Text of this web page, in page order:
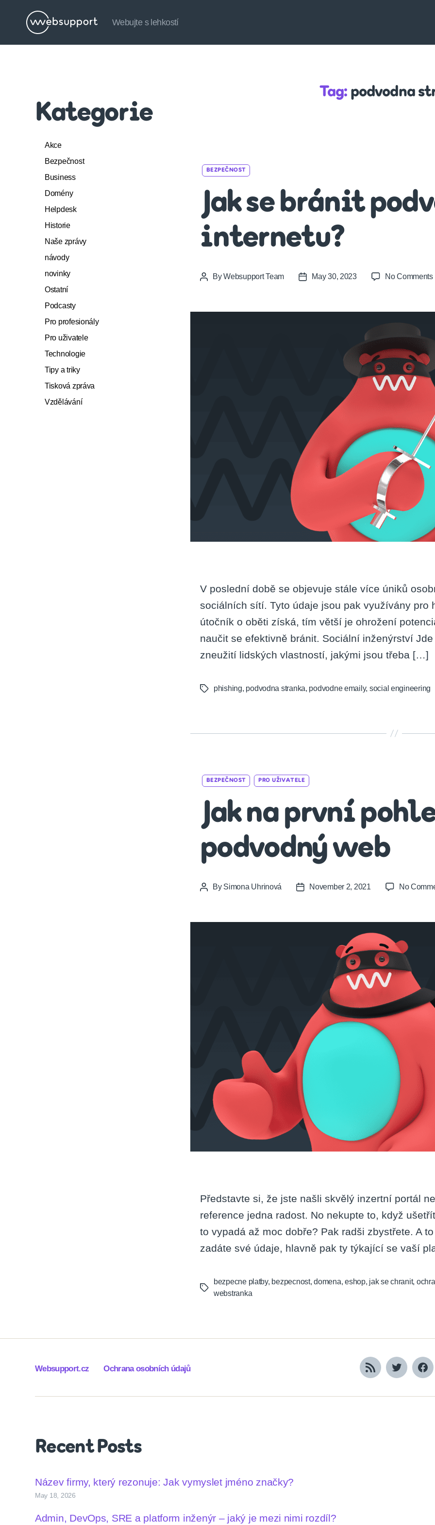
Websupport.cz
Webujte s lehkostí
Kategorie
Akce
Bezpečnost
Business
Domény
Helpdesk
Historie
Naše zprávy
návody
novinky
Ostatní
Podcasty
Pro profesionály
Pro uživatele
Technologie
Tipy a triky
Tisková zpráva
Vzdělávání
Tag: podvodna
BEZPEČNOST
Jak se bránit
internetu?
PostByWebsupport Team
PostMay 30, 2023 No Comments
V poslední době se objevuje stále více úniků
sociálních sítí. Tyto údaje jsou pak využívány pro
útočník o oběti získá, tím větší je ohrožení
naučit se efektivně bránit. Sociální inženýrství
zneužití lidských vlastností, jakými jsou třeba […]
Tagsphishing, podvodna stranka, podvodne emaily, social engineering
BEZPEČNOST PRO UŽIVATELE
Jak na první
podvodný web
PostBy Simona Uhrinová
PostNovember 2, 2021 No
Představte si, že jste našli skvělý inzertní portál
reference jedna radost. No nekupte to, když
to vypadá až moc dobře? Pak radši zbystřete. A
zadáte své údaje, hlavně pak ty týkající se vaší
Tags
bezpecne platby, bezpecnost,domena,eshop, jak se chranit,
webstranka
Websupport.cz Ochrana osobních údajů RSS Twitter
Recent Posts
Název firmy, který rezonuje: Jak vymyslet jméno značky?
May 18, 2026
Admin, DevOps, SRE a platform inženýr – jaký je mezi nimi rozdíl?